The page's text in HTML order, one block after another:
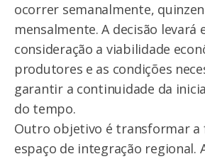
ocorrer semanalmente,
mensalmente. A decisão levará
consideração a viabilidade
produtores e as condições
garantir a continuidade da
do tempo.
Outro objetivo é transformar a
espaço de integração regional.